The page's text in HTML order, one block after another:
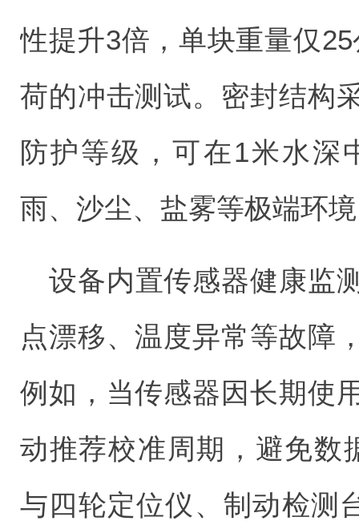
性提升3倍，单块重量仅
荷的冲击测试。密封结构
防护等级，可在1米水深
雨、沙尘、盐雾等极端环
设备内置传感器健康监
点漂移、温度异常等故障
例如，当传感器因长期使
动推荐校准周期，避免数
与四轮定位仪、制动检测